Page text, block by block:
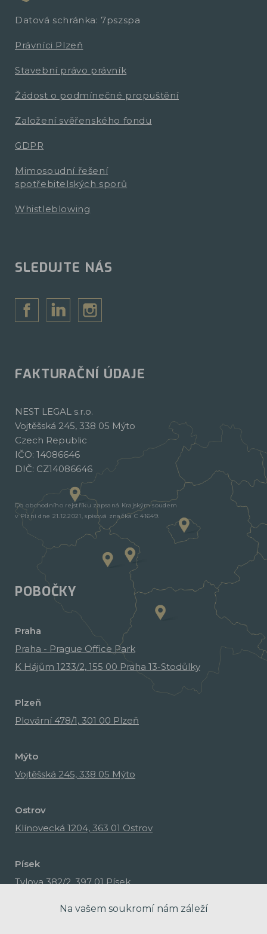
Datová schránka: 7pszspa
Právníci Plzeň
Stavební právo právník
Žádost o podmínečné propuštění
Založení svěřenského fondu
GDPR
Mimosoudní řešení
spotřebitelských sporů
Whistleblowing
SLEDUJTE NÁS
FAKTURAČNÍ ÚDAJE
NEST LEGAL s.r.o.
Vojtěšská 245, 338 05 Mýto
Czech Republic
IČO: 14086646
DIČ: CZ14086646
Do obchodního rejstříku zapsaná Krajským soudem
v Plzni dne 21.12.2021, spisová značka C 41649.
POBOČKY
Praha
Praha - Prague Office Park
K Hájům 1233/2, 155 00 Praha 13-Stodůlky
Plzeň
Plovární 478/1, 301 00 Plzeň
Mýto
Vojtěšská 245, 338 05 Mýto
Ostrov
Klínovecká 1204, 363 01 Ostrov
Písek
Tylova 382/2, 397 01 Písek
Na vašem soukromí nám záleží